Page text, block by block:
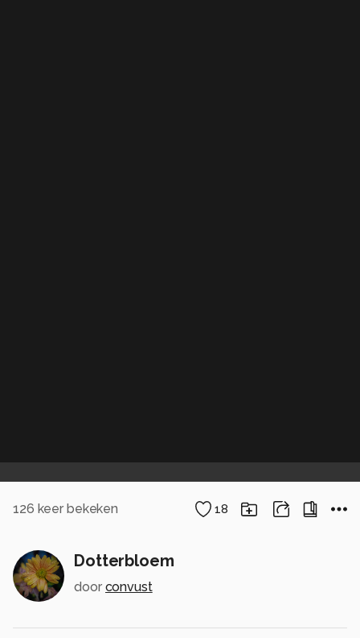
126 keer bekeken 18
Dotterbloem
door convust